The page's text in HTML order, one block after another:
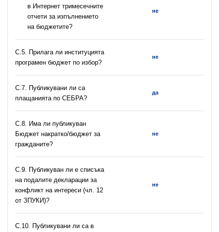
в Интернет тримесечните
отчети за изпълнението
на бюджетите?
не
С.5. Прилага ли институцията
програмен бюджет по избор?
не
С.7. Публикувани ли са
плащанията по СЕБРА?
да
С.8. Има ли публикуван
Бюджет накратко/бюджет за
гражданите?
не
C.9. Публикуван ли е списъка
на подалите декларации за
конфликт на интереси (чл. 12
от ЗПУКИ)?
не
C.10. Публикувани ли са в